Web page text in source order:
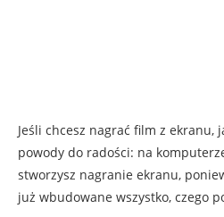
Jeśli chcesz nagrać film z ekranu,
powody do radości: na
stworzysz nagranie ekranu,
już wbudowane wszystko, czego